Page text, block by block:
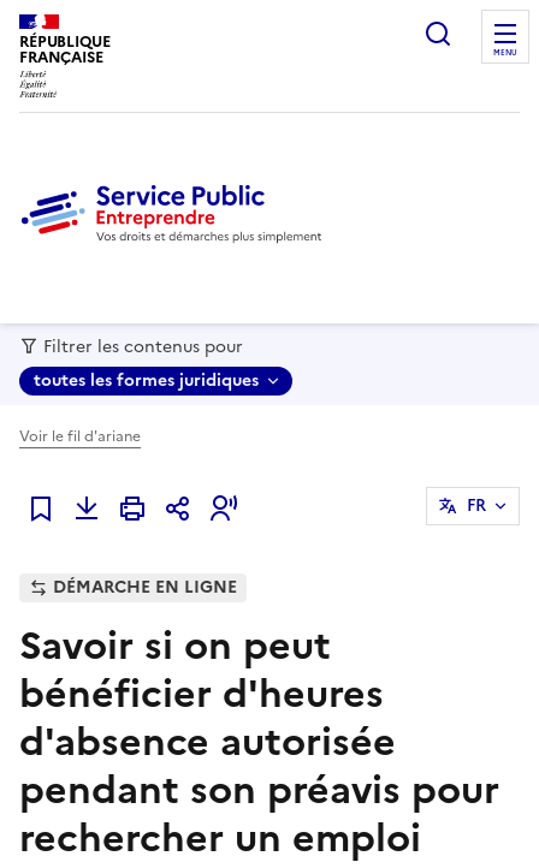
RÉPUBLIQUE
FRANÇAISE MENU
Filtrer les contenus pour
toutes les formes juridiques
Voir le fil d'ariane
Ajouter à mes favoris
FR
DÉMARCHE EN LIGNE
Savoir si on peut
bénéficier d'heures
d'absence autorisée
pendant son préavis pour
rechercher un emploi